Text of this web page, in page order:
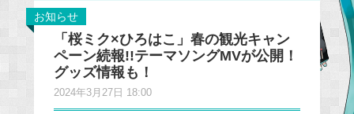
お知らせ
「桜ミク×ひろはこ」春の観光キャン
ペーン続報!!テーマソングMVが公開！
グッズ情報も！
2024年3月27日 18:00